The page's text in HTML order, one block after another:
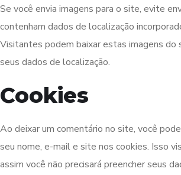
Se você envia imagens para o site, evite
contenham dados de localização
Visitantes podem baixar estas imagens
seus dados de localização.
Cookies
Ao deixar um comentário no site, você
seu nome, e-mail e site nos cookies. Isso
assim você não precisará preencher seus